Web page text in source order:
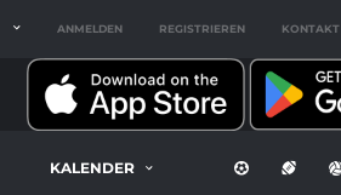
ANMELDEN REGISTRIEREN KONTAKT
KALENDER